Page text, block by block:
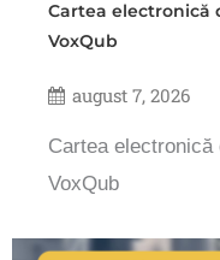
Cartea electronică
VoxQub
august 7, 2026
Cartea
VoxQub